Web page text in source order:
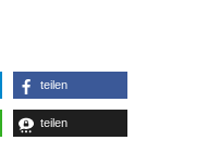
teilen
teilen